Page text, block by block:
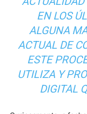
EN LOS
ALGUNA
ACTUAL DE
ESTE
UTILIZA Y
DIGITAL